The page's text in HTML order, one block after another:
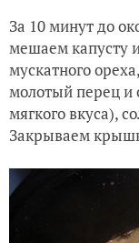
За 10 минут до
мешаем капусту
мускатного
молотый перец и
мягкого вкуса),
Закрываем